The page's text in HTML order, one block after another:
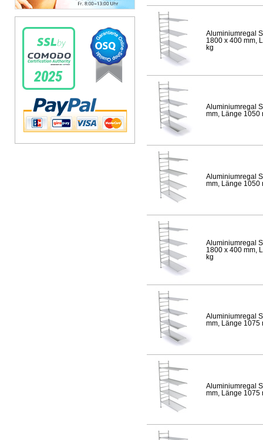
Aluminiumregal
1800 x 400 mm,
kg
Aluminiumregal
mm, Länge 1050
Aluminiumregal
mm, Länge 1050
Aluminiumregal
1800 x 400 mm,
kg
Aluminiumregal
mm, Länge 1075
Aluminiumregal
mm, Länge 1075